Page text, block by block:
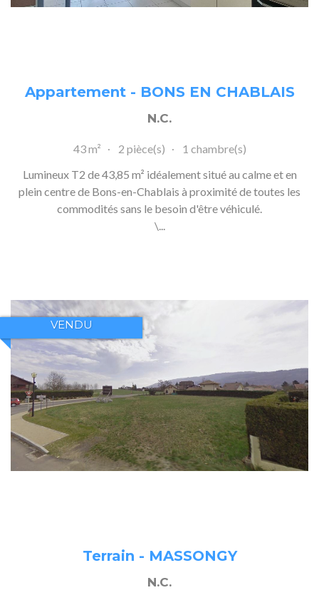
Appartement - BONS EN CHABLAIS
N.C.
43 m² 2 pièce(s)
1 chambre(s)
Lumineux T2 de 43,85 m² idéalement situé au calme et en
plein centre de Bons-en-Chablais à proximité de toutes les
commodités sans le besoin d'être véhiculé.
\...
VENDU
Terrain - MASSONGY
N.C.